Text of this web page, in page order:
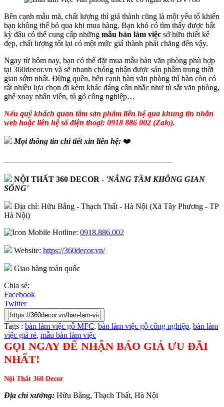
Bên cạnh mẫu mã, chất lượng thì giá thành cũng là một yếu tố khiến
bạn không thể bỏ qua khi mua hàng. Bạn khó có tìm thấy được bất
kỳ đâu có thể cung cấp những mẫu bàn làm việc sở hữu thiết kế
đẹp, chất lượng tốt lại có một mức giá thành phải chăng đến vậy.
Ngay từ hôm nay, bạn có thể đặt mua mẫu bàn văn phòng phù hợp
tại 360decor.vn và sẽ nhanh chóng nhận được sản phẩm trong thời
gian sớm nhất. Đừng quên, bên cạnh bàn văn phòng thì bàn còn có
rất nhiều lựa chọn đi kèm khác đáng cân nhắc như tủ sắt văn phòng,
ghế xoay nhân viên, tủ gỗ công nghiệp…
Nếu quý khách quan tâm sản phẩm liên hệ qua khung tin nhắn
web hoặc liên hệ số điện thoại: 0918 886 002 (Zalo).
Mọi thông tin chi tiết xin liên hệ: ❤️
—————————————————————
NỘI THẤT 360 DECOR - 'NÂNG TẦM KHÔNG GIAN
SỐNG'
Địa chỉ: Hữu Bằng - Thạch Thất - Hà Nội (Xã Tây Phương - TP
Hà Nội)
Hotline: 0918.886.002
Website: https://360decor.vn/
Giao hàng toàn quốc
Chia sẻ:
Facebook
Twitter
Tags : bàn làm việc gỗ MFC, bàn làm việc gỗ công nghiệp, bàn làm
việc giá rẻ, mẫu bàn làm việc
GỌI NGAY ĐỂ NHẬN BÁO GIÁ ƯU ĐÃI
NHẤT!
Nội Thất 360 Decor
Địa chỉ xưởng: Hữu Bằng, Thạch Thất, Hà Nội